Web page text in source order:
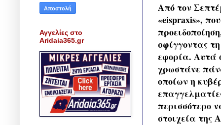
Από τον
«eispraxis»,
σφίγγοντας
εφορία. Αυτά
χρωστάνε
οποίων η
περισσότερο
στοιχεία της
Αγγελίες στο
Aridaia365.gr